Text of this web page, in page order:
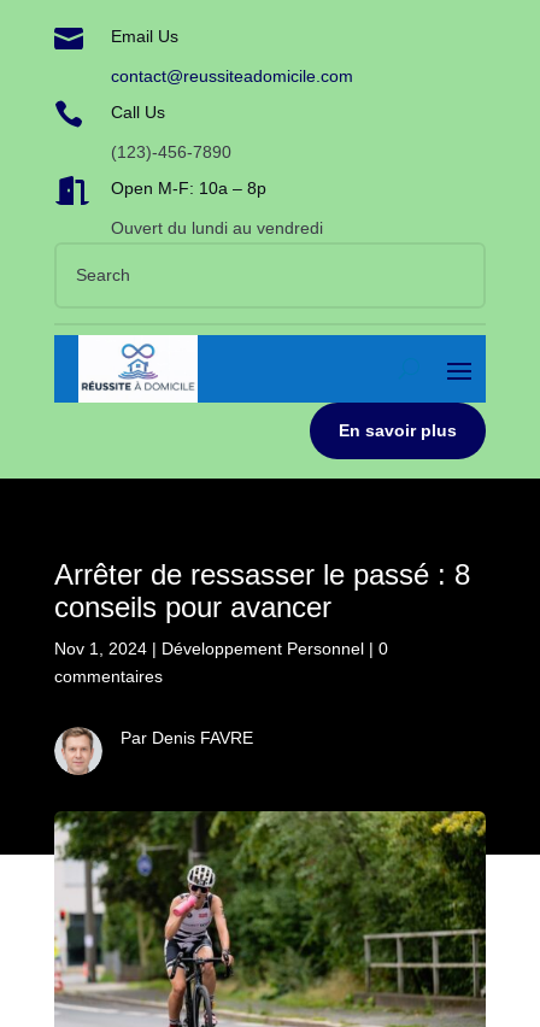
 Email Us
contact@reussiteadomicile.com
 Call Us
(123)-456-7890
 Open M-F: 10a – 8p
Ouvert du lundi au vendredi
En savoir plus
Arrêter de ressasser le passé : 8
conseils pour avancer
Nov 1, 2024| Développement Personnel| 0
commentaires
Par Denis FAVRE